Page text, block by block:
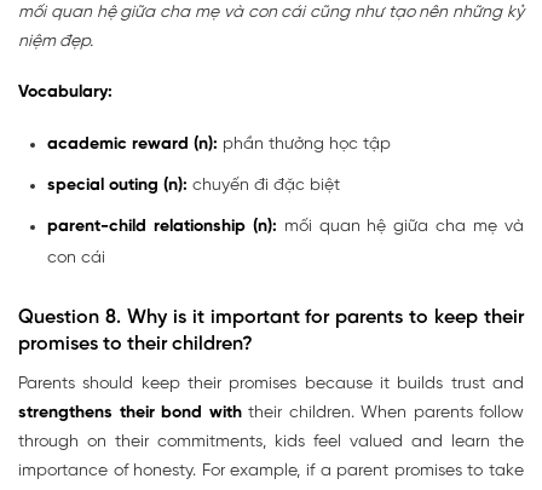
mối quan hệ giữa cha mẹ và con cái cũng như tạo nên những kỷ
niệm đẹp.
Vocabulary:
academic reward (n): phần thưởng học tập
special outing (n): chuyến đi đặc biệt
parent-child relationship (n): mối quan hệ giữa cha mẹ và
con cái
Question 8. Why is it important for parents to keep their
promises to their children?
Parents should keep their promises because it builds trust and
strengthens their bond withtheir children. When parents follow
through on their commitments, kids feel valued and learn the
importance of honesty. For example, if a parent promises to take